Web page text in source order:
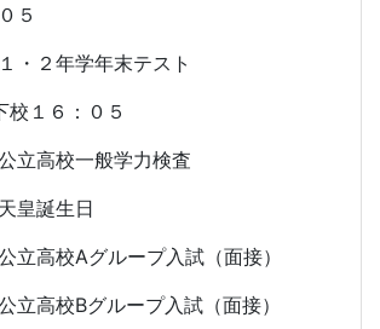
５
・２年学年末テスト
６：０５
立高校一般学力検査
皇誕生日
立高校Aグループ入試（面接）
立高校Bグループ入試（面接）